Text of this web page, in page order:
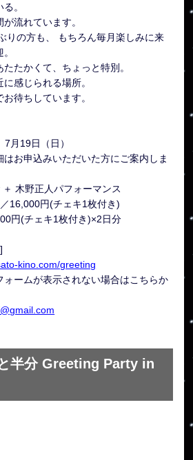
。
流れています。
りの方も、 もちろん毎月楽しみに来
たかくて、ちょっと特別。
感じられる場所。
待ちしています。
月19日（日）
お申込みいただいた方にご案内しま
木野正人パフォーマンス
16,000円(チェキ1枚付き)
円(チェキ1枚付き)×2日分
kino.com/greeting
ォームが表示されない場合はこちらか
半分 Greeting Party in